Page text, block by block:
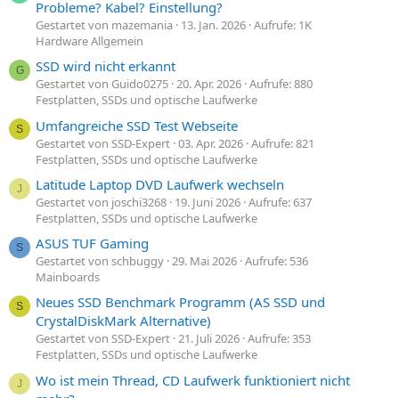
Probleme? Kabel? Einstellung?
Gestartet von mazemania 13. Jan. 2026 Aufrufe: 1K
Hardware Allgemein
G SSD wird nicht erkannt
Gestartet von Guido0275 20. Apr. 2026 Aufrufe: 880
Festplatten, SSDs und optische Laufwerke
S Umfangreiche SSD Test Webseite
Gestartet von SSD-Expert 03. Apr. 2026 Aufrufe: 821
Festplatten, SSDs und optische Laufwerke
J Latitude Laptop DVD Laufwerk wechseln
Gestartet von joschi3268 19. Juni 2026 Aufrufe: 637
Festplatten, SSDs und optische Laufwerke
S ASUS TUF Gaming
Gestartet von schbuggy 29. Mai 2026 Aufrufe: 536
Mainboards
S
Neues SSD Benchmark Programm (AS SSD und
CrystalDiskMark Alternative)
Gestartet von SSD-Expert 21. Juli 2026 Aufrufe: 353
Festplatten, SSDs und optische Laufwerke
J
Wo ist mein Thread, CD Laufwerk funktioniert nicht